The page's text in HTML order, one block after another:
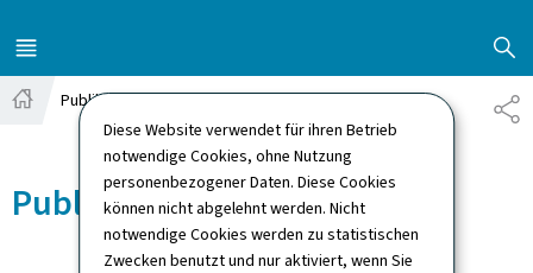
Diese Website verwendet für ihren Betrieb
notwendige Cookies, ohne Nutzung
personenbezogener Daten. Diese Cookies
können nicht abgelehnt werden. Nicht
notwendige Cookies werden zu statistischen
Zwecken benutzt und nur aktiviert, wenn Sie
MENÜ
HAUPT-
Startseite
Publikationen
Publikationen